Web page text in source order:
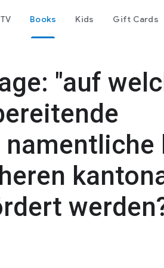
Books Kids Gift Cards
"auf